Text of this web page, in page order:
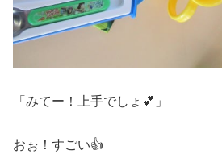
「みてー！上手でしょ💕」
おぉ！すごい👍